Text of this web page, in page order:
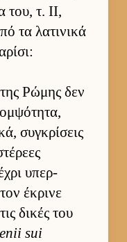
του, τ. ΙΙ,
τα λατινικά
Ρώμης δεν
συγκρίσεις
υπερ­
έκρινε
δικές του
sui